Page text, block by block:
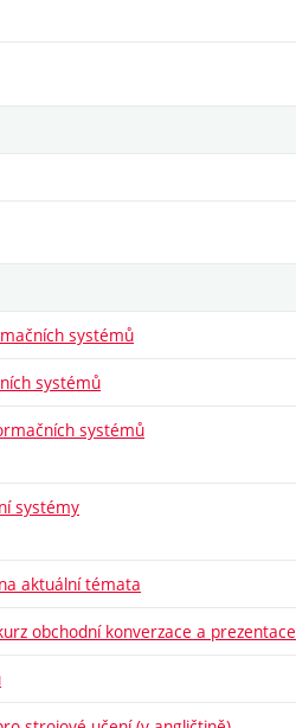
systémů
systémů
systémů
systémy
aktuální témata
obchodní konverzace a prezentace